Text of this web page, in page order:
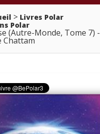
Livres Polar
Polar
(Autre-Monde, Tome 7) -
Chattam